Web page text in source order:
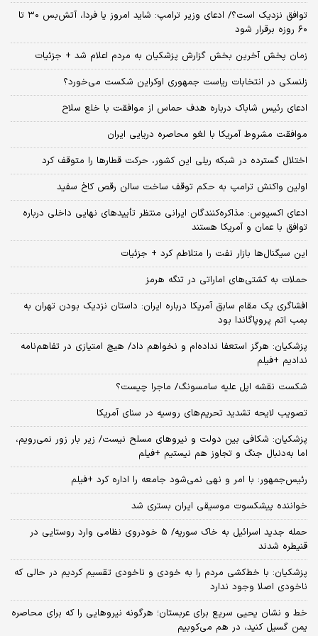
توافق نزدیک است؟/ ادعای وزیر ترامپ: شاید امروز یا فردا، آتش‌بس ۳۰ تا
۶۰ روزه برقرار شود
زمان پخش آخرین بخش گزارش پزشکیان به مردم اعلام شد + جزئیات
زلنسکی در انتخابات ریاست جمهوری اوکراین شکست می‌خورد؟
ادعای رئیس شاباک درباره هدف حماس از موافقت با خلع سلاح
موافقت مشروط آمریکا با لغو محاصره دریایی ایران
اختلال گسترده در شبکه ریلی این کشور، حرکت قطارها را متوقف کرد
اولین واکنش ترامپ به حکم توقف ساخت سالن رقص کاخ سفید
ادعای اکسیوس: مذاکره‌کنندگان ایرانی منتظر تأییدهای نهایی داخلی درباره
توافق با عمان و آمریکا هستند
این سیگنال‌ها بازار نفت را متلاطم کرد + جزئیات
حملات به کشتی‌های اماراتی در تنگه هرمز
افشاگری یک مقام سابق آمریکا درباره ایران: داستان نزدیک بودن تهران به
بمب اتم پروپاگاندا بود
پزشکیان: هرگز استعفا نداده‌ام و نخواهم داد/ هیچ امتیازی در تفاهم‌نامه
ندادیم +فیلم
شکست نقشه اپل علیه سامسونگ/ ماجرا چیست؟
تصویب لایحه تشدید تحریم‌های روسیه در سنای آمریکا
پزشکیان: شکافی بین دولت و نیروهای مسلح نیست/ زیر بار زور نمی‌رویم،
اما به‌دنبال جنگ و تجاوز هم نیستیم +فیلم
رئیس‌جمهور: با امر و نهی نمی‌شود جامعه را اداره کرد +فیلم
خواننده پیشکسوت موسیقی ایران بستری شد
حمله جدید اسرائیل به خاک سوریه/ 5 خودروی نظامی وارد روستایی در
قنیطره شدند
پزشکیان: با خط‌کشی مردم را به خودی و ناخودی تقسیم کردیم در حالی که
ناخودی اصلا وجود ندارد
خط و نشان یحیی سریع برای عربستان؛ هرگونه نیروهایی را که برای محاصره
یمن گسیل کنید، در هم می‌کوبیم